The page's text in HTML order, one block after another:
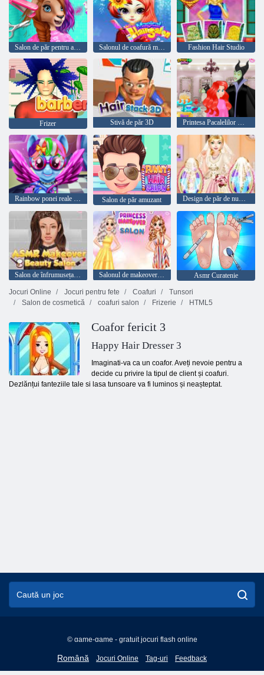
Salon de păr pentru animale din Australia Salonul de coafură magic Fashion Hair Studio
Frizer Stivă de păr 3D Printesa Pacalelilor Hair Salon
Rainbow ponei reale tunsoare Salon de păr amuzant Design de păr de nuntă regală
Salon de înfrumusețare ASMR Makeover Salonul de makeover prințesă
Asmr Curatenie
Jocuri Online
Jocuri pentru fete Coafuri
Tunsori
Salon de cosmetică
coafuri salon Frizerie HTML5
Coafor fericit 3
Happy Hair Dresser 3
Imaginati-va ca un coafor. Aveți nevoie pentru a
decide cu privire la tipul de client și coafuri.
Dezlănțui fanteziile tale si lasa tunsoare va fi luminos și neașteptat.
© game-game - gratuit jocuri flash online
Română
English
Jocuri Online Tag-uri Feedback